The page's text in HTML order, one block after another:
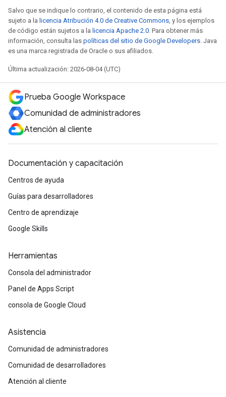
Salvo que se indique lo contrario, el contenido de esta página está
sujeto a la licencia Atribución 4.0 de Creative Commons, y los ejemplos
de código están sujetos a la licencia Apache 2.0. Para obtener más
información, consulta las políticas del sitio de Google Developers. Java
es una marca registrada de Oracle o sus afiliados.
Última actualización: 2026-08-04 (UTC)
Prueba Google Workspace
Comunidad de administradores
Atención al cliente
Documentación y capacitación
Centros de ayuda
Guías para desarrolladores
Centro de aprendizaje
Google Skills
Herramientas
Consola del administrador
Panel de Apps Script
consola de Google Cloud
Asistencia
Comunidad de administradores
Comunidad de desarrolladores
Atención al cliente